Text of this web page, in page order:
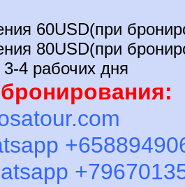
60USD(при
80USD(при
4 рабочих дня